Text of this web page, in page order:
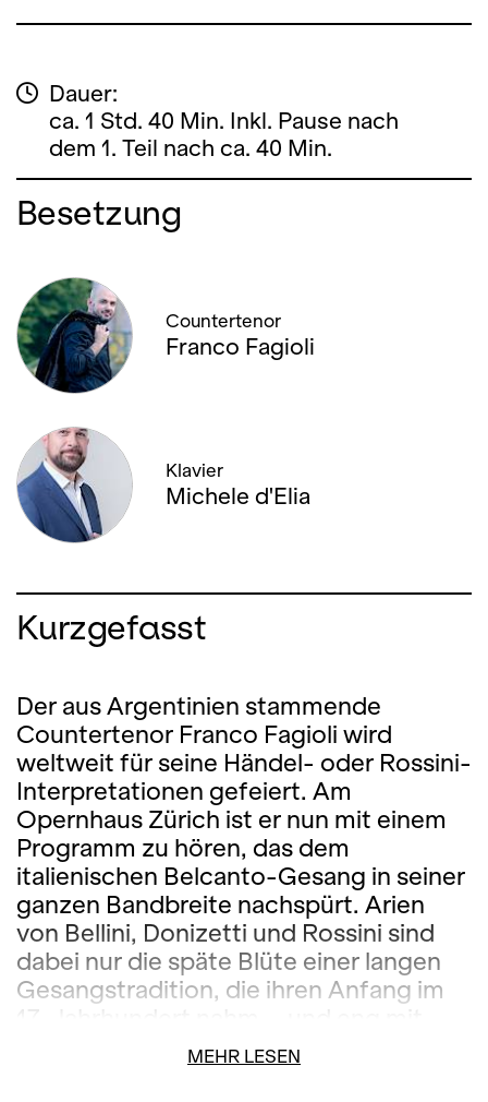
Dauer:
ca. 1 Std. 40 Min. Inkl. Pause nach
dem 1. Teil nach ca. 40 Min.
Besetzung
Countertenor
Franco Fagioli
Klavier
Michele d'Elia
Kurzgefasst
Der aus Argentinien stammende
Countertenor Franco Fagioli wird
weltweit für seine Händel- oder Rossini-
Interpretationen gefeiert. Am
Opernhaus Zürich ist er nun mit einem
Programm zu hören, das dem
italienischen Belcanto-Gesang in seiner
ganzen Bandbreite nachspürt. Arien
von Bellini, Donizetti und Rossini sind
dabei nur die späte Blüte einer langen
Gesangstradition, die ihren Anfang im
dem besonderen Timbre der damaligen
Kastraten und Countertenöre
MEHR LESEN